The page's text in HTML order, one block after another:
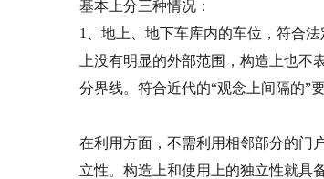
基本上分三种情况：
1、地上、地下车库内的车位，符合
上没有明显的外部范围，构造上也
分界线。符合近代的“观念上间隔的”
在利用方面，不需利用相邻部分的门
立性。构造上和使用上的独立性就具